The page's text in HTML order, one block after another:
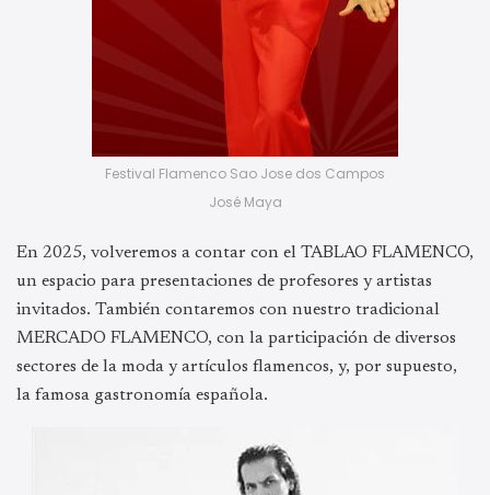
Festival Flamenco Sao Jose dos Campos
José Maya
En 2025, volveremos a contar con el TABLAO FLAMENCO,
un espacio para presentaciones de profesores y artistas
invitados. También contaremos con nuestro tradicional
MERCADO FLAMENCO, con la participación de diversos
sectores de la moda y artículos flamencos, y, por supuesto,
la famosa gastronomía española.